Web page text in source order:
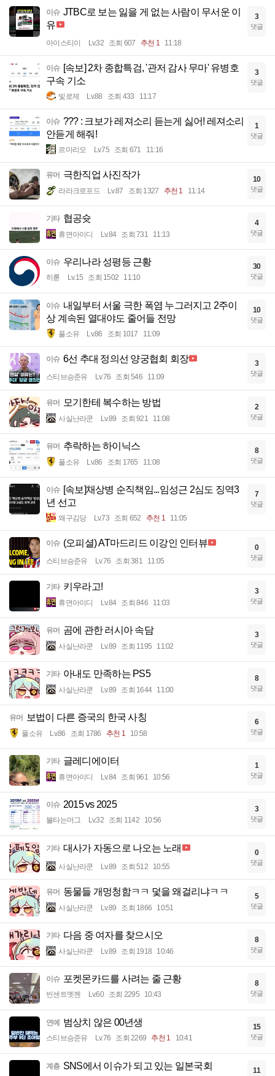
이슈 JTBC로 보는 잃을 게 없는 사람이 무서운 이
유
아이스티이 Lv.32 조회 607 추천 1 11:18
3
댓글
이슈 [속보] 2차 종합특검, '관저 감사 무마' 유병호
구속 기소
빛로제 Lv.88 조회 433 11:17
3
댓글
이슈 ??? : 크보가 레져소리 듣는게 싫어! 레져소리
안듣게 해줘!
르마리오 Lv.75 조회 671 11:16
1
댓글
유머 극한직업 사진작가
라라크로포드 Lv.87 조회 1327 추천 1 11:14
10
댓글
기타 협공슛
휴면아이디 Lv.84 조회 731 11:13
4
댓글
이슈 우리나라 성평등 근황
히롣 Lv.15 조회 1502 11:10
30
댓글
이슈 내일부터 서울 극한 폭염 누그러지고 2주이
상 계속된 열대야도 줄어들 전망
풀소유 Lv.86 조회 1017 11:09
10
댓글
이슈 6선 추대 정의선 양궁협회 회장
스티브승준유 Lv.76 조회 546 11:09
3
댓글
유머 모기한테 복수하는 방법
사실난라쿤 Lv.89 조회 921 11:08
2
댓글
유머 추락하는 하이닉스
풀소유 Lv.86 조회 1765 11:08
8
댓글
이슈 [속보]채상병 순직책임...임성근 2심도 징역3
년 선고
왜구김당 Lv.73 조회 652 추천 1 11:05
7
댓글
이슈 (오피셜) AT마드리드 이강인 인터뷰
스티브승준유 Lv.76 조회 381 11:05
0
댓글
기타 키우라고!
휴면아이디 Lv.84 조회 846 11:03
3
댓글
유머 곰에 관한 러시아 속담
사실난라쿤 Lv.89 조회 1195 11:02
3
댓글
기타 아내도 만족하는 PS5
사실난라쿤 Lv.89 조회 1644 11:00
8
댓글
유머 보법이 다른 증국의 한국 사칭
풀소유 Lv.86 조회 1786 추천 1 10:58
6
댓글
기타 글레디에이터
휴면아이디 Lv.84 조회 961 10:56
1
댓글
이슈 2015 vs 2025
불타는머그 Lv.32 조회 1142 10:56
3
댓글
기타 대사가 자동으로 나오는 노래
사실난라쿤 Lv.89 조회 512 10:55
0
댓글
유머 동물들 개멍청함ㅋㅋ 덫을 왜걸리냐ㅋㅋ
사실난라쿤 Lv.89 조회 1866 10:51
5
댓글
기타 다음 중 여자를 찾으시오
사실난라쿤 Lv.89 조회 1918 10:46
8
댓글
이슈 포켓몬카드를 사려는 줄 근황
빈센트멧젠 Lv.60 조회 2295 10:43
8
댓글
연예 범상치 않은 00년생
스티브승준유 Lv.76 조회 2269 추천 1 10:41
15
댓글
계층 SNS에서 이슈가 되고 있는 일본국회 11